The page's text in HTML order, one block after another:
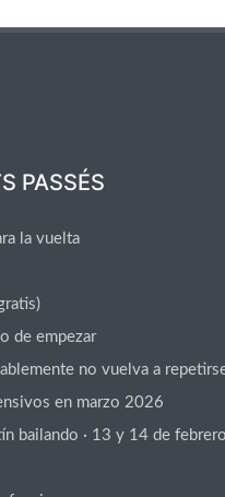
PASSÉS
la vuelta
de empezar
no vuelva a
en marzo 2026
bailando · 13 y 14 de febrero